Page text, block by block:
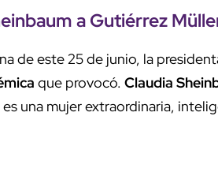
a Gutiérrez
de este 25 de junio, la
que provocó. Claudia
una mujer extraordinaria,